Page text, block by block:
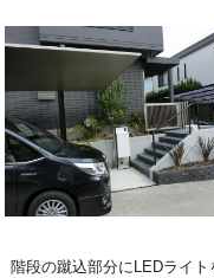
階段の蹴込部分にLEDライト